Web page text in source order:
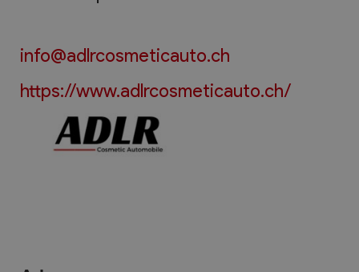
info@adlrcosmeticauto.ch
https://www.adlrcosmeticauto.ch/